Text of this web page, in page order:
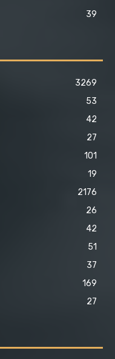
39
3269
53
42
27
101
19
2176
26
42
51
37
169
27